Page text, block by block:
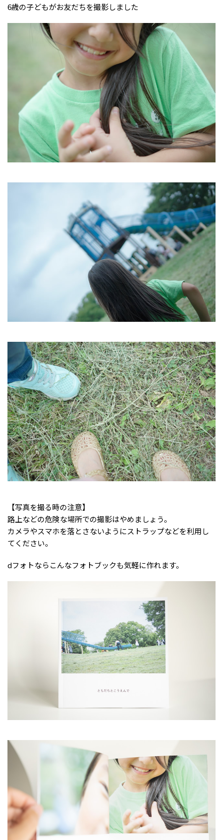
6歳の子どもがお友だちを撮影しました
【写真を撮る時の注意】
路上などの危険な場所での撮影はやめましょう。
カメラやスマホを落とさないようにストラップなどを利用し
てください。
dフォトならこんなフォトブックも気軽に作れます。